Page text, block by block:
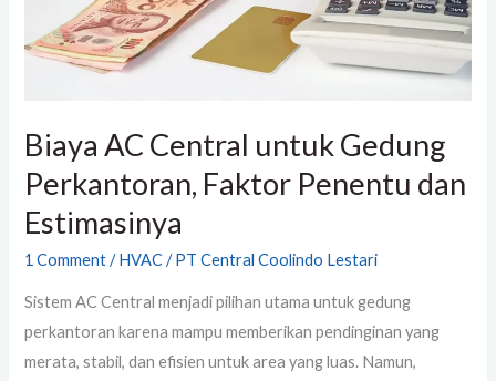
Biaya AC Central untuk Gedung
Perkantoran, Faktor Penentu dan
Estimasinya
1 Comment /HVAC/PT Central Coolindo Lestari
Sistem AC Central menjadi pilihan utama untuk gedung
perkantoran karena mampu memberikan pendinginan yang
merata, stabil, dan efisien untuk area yang luas. Namun,
Penentu
dan